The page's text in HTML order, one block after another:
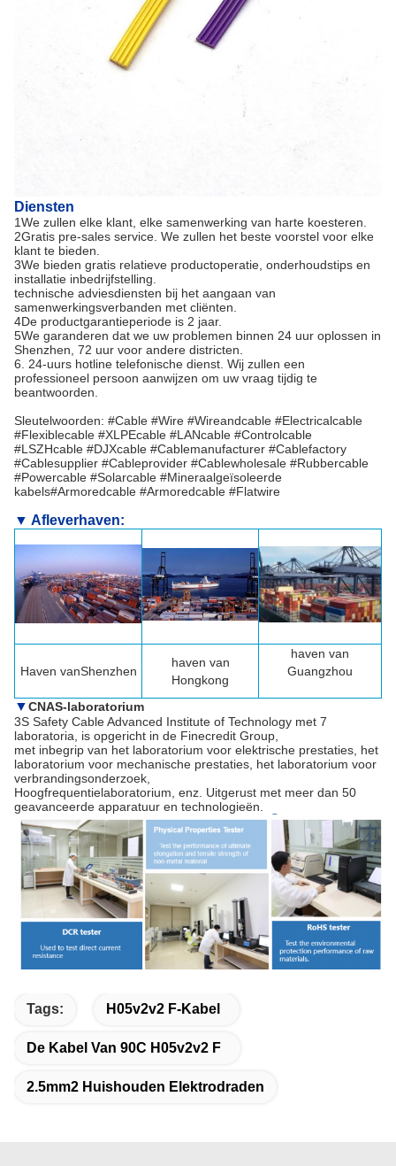
Diensten
1We zullen elke klant, elke samenwerking van harte koesteren.
2Gratis pre-sales service. We zullen het beste voorstel voor elke
klant te bieden.
3We bieden gratis relatieve productoperatie, onderhoudstips en
installatie inbedrijfstelling.
technische adviesdiensten bij het aangaan van
samenwerkingsverbanden met cliënten.
4De productgarantieperiode is 2 jaar.
5We garanderen dat we uw problemen binnen 24 uur oplossen in
Shenzhen, 72 uur voor andere districten.
6. 24-uurs hotline telefonische dienst. Wij zullen een
professioneel persoon aanwijzen om uw vraag tijdig te
beantwoorden.
Sleutelwoorden: #Cable #Wire #Wireandcable #Electricalcable
#Flexiblecable #XLPEcable #LANcable #Controlcable
#LSZHcable #DJXcable #Cablemanufacturer #Cablefactory
#Cablesupplier #Cableprovider #Cablewholesale #Rubbercable
#Powercable #Solarcable #Mineraalgeïsoleerde
kabels#Armoredcable #Armoredcable #Flatwire
▼ Afleverhaven:
Haven vanShenzhen
haven van
Hongkong
haven van
Guangzhou
▼CNAS-laboratorium
3S Safety Cable Advanced Institute of Technology met 7
laboratoria, is opgericht in de Finecredit Group,
met inbegrip van het laboratorium voor elektrische prestaties, het
laboratorium voor mechanische prestaties, het laboratorium voor
verbrandingsonderzoek,
Hoogfrequentielaboratorium, enz. Uitgerust met meer dan 50
geavanceerde apparatuur en technologieën.
Tags: H05v2v2 F-Kabel
De Kabel Van 90C H05v2v2 F
2.5mm2 Huishouden Elektrodraden